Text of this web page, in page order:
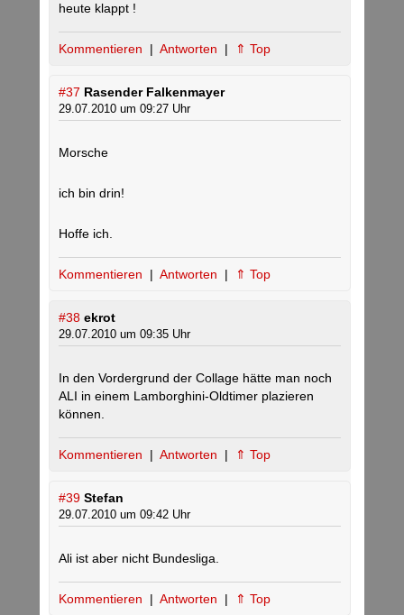
heute klappt !
Kommentieren | Antworten | ⇑ Top
#37 Rasender Falkenmayer
29.07.2010 um 09:27 Uhr
Morsche
ich bin drin!
Hoffe ich.
Kommentieren | Antworten | ⇑ Top
#38 ekrot
29.07.2010 um 09:35 Uhr
In den Vordergrund der Collage hätte man noch
ALI in einem Lamborghini-Oldtimer plazieren
können.
Kommentieren | Antworten | ⇑ Top
#39 Stefan
29.07.2010 um 09:42 Uhr
Ali ist aber nicht Bundesliga.
Kommentieren | Antworten | ⇑ Top